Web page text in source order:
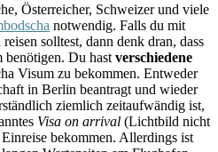
Österreicher, Schweizer und viele
notwendig. Falls du mit
solltest, dann denk dran, dass
benötigen. Du hast verschiedene
Visum zu bekommen. Entweder
in Berlin beantragt und wieder
ziemlich zeitaufwändig ist,
Visa on arrival (Lichtbild nicht
bekommen. Allerdings ist